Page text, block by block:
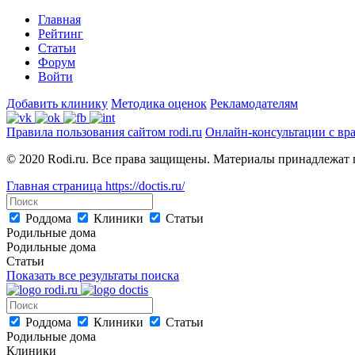
Главная
Рейтинг
Статьи
Форум
Войти
Добавить клинику Методика оценок Рекламодателям
Правила пользования сайтом rodi.ru Онлайн-консультации с
© 2020 Rodi.ru. Все права защищены. Материалы принадлежат
Главная страница https://doctis.ru/
Роддома Клиники
Статьи
Родильные дома
Родильные дома
Статьи
Показать все результаты поиска
Роддома Клиники
Статьи
Родильные дома
Клиники